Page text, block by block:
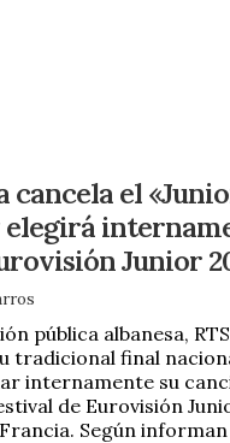
cancela el
elegirá
Junior
pública albanesa,
tradicional final
internamente su
de Eurovisión
Según informan